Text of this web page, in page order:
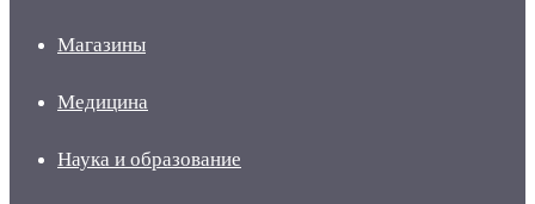
Магазины
Медицина
Наука и образование